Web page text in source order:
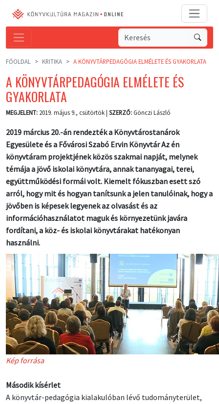
FŐOLDAL KRITIKA A KÖNYVTÁRPEDAGÓGIA ELMÉLETE ÉS GYAKORLATA
A KÖNYVTÁRPEDAGÓGIA ELMÉLETE ÉS
GYAKORLATA
MEGJELENT: 2019. május 9., csütörtök | SZERZŐ:Gönczi László
2019 március 20.-án rendezték a Könyvtárostanárok
Egyesülete és a Fővárosi Szabó Ervin Könyvtár Az én
könyvtáram projektjének közös szakmai napját, melynek
témája a jövő iskolai könyvtára, annak tananyagai, terei,
együttműködési formái volt. Kiemelt fókuszban esett szó
arról, hogy mit és hogyan tanítsunk a jelen tanulóinak, hogy a
jövőben is képesek legyenek az olvasást és az
információhasználatot maguk és környezetünk javára
fordítani, a köz- és iskolai könyvtárakat hatékonyan
használni.
Kép forrása
Második kísérlet
A könyvtár-pedagógia kialakulóban lévő tudományterület,